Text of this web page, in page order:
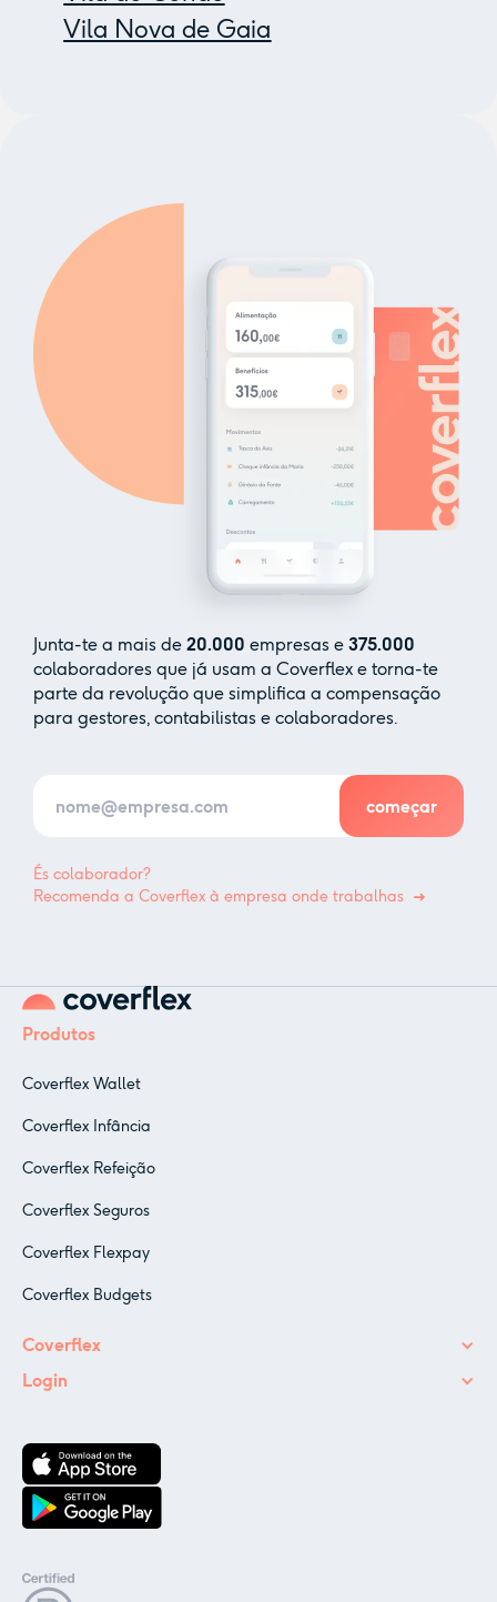
Vila Nova de Gaia
Junta-te a mais de 20.000 empresas e 375.000
colaboradores que já usam a Coverflex e torna-te
parte da revolução que simplifica a compensação
para gestores, contabilistas e colaboradores.
És colaborador?
Recomenda a Coverflex à empresa onde trabalhas
Produtos
Coverflex Wallet
Coverflex Infância
Coverflex Refeição
Coverflex Seguros
Coverflex Flexpay
Coverflex Budgets
Coverflex
Login